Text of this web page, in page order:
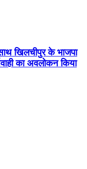
खिलचीपुर के भाजपा
का अवलोकन किया